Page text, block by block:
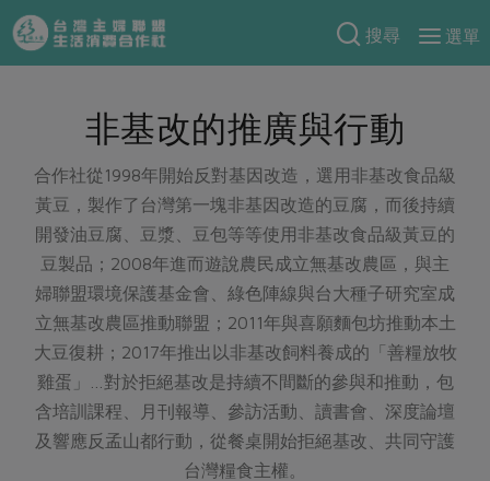
搜尋
選單
產品分類
當季蔬果
一籃菜 當令水果
芽苗類 蕈菇類
辛香料類
蛋 乳製品
豆製品 米麵雜糧
肉品・水產
食譜料理
食材
米食
麵食
肉食
海鮮
常備菜
蔬食
特別企畫
預購活動
把最好的台灣味帶回家！
防災用品預購圓滿結束
2026年端午節預購圓滿結束
更多預購活動
綠主張
觀點文章
主婦食堂 一籃菜真心話
社內大小事 合作聯合國
產品故事 生活提案
親子食育
關於合作社
認識合作社
合作社組織
重要公告
非基改的推廣與行動
合作社從1998年開始反對基因改造，選用非基改食品級
黃豆，製作了台灣第一塊非基因改造的豆腐，而後持續
開發油豆腐、豆漿、豆包等等使用非基改食品級黃豆的
豆製品；2008年進而遊說農民成立無基改農區，與主
婦聯盟環境保護基金會、綠色陣線與台大種子研究室成
立無基改農區推動聯盟；2011年與喜願麵包坊推動本土
大豆復耕；2017年推出以非基改飼料養成的「善糧放牧
雞蛋」…對於拒絕基改是持續不間斷的參與和推動，包
含培訓課程、月刊報導、參訪活動、讀書會、深度論壇
及響應反孟山都行動，從餐桌開始拒絕基改、共同守護
台灣糧食主權。